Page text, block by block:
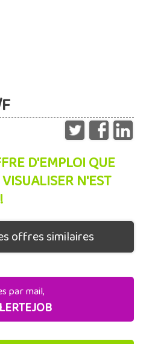
D'EMPLOI QUE
N'EST
offres similaires
par mail,